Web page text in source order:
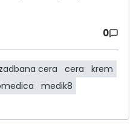
0
zadbana cera cera
krem
medik8